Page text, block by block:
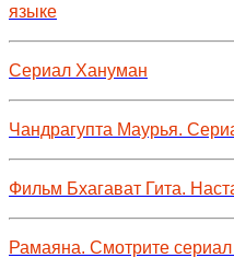
языке
Сериал Хануман
Чандрагупта Маурья.
Фильм Бхагават Гита.
Рамаяна. Смотрите